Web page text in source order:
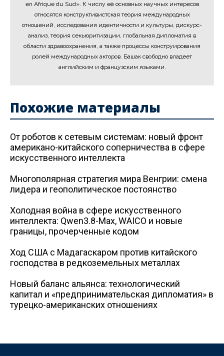
en Afrique du Sud». К числу её основных научных интересов
относятся конструктивистская теория международных
отношений, исследования идентичности и культуры, дискурс-
анализ, теория секьюритизации, глобальная дипломатия в
области здравоохранения, а также процессы конструирования
ролей международных акторов. Башак свободно владеет
английским и французским языками.
Похожие материалы
От роботов к сетевым системам: новый фронт
американо-китайского соперничества в сфере
искусственного интеллекта
Многополярная стратегия мира Венгрии: смена
лидера и геополитическое постоянство
Холодная война в сфере искусственного
интеллекта: Qwen3.8-Max, WAICO и новые
границы, прочерченные кодом
Ход США с Мадагаскаром против китайского
господства в редкоземельных металлах
Новый баланс альянса: технологический
капитал и «предпринимательская дипломатия» в
турецко-американских отношениях